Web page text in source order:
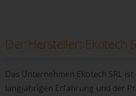
Der Hersteller: Ekotech
Das Unternehmen Ekotech SRL
langjährigen Erfahrung und der